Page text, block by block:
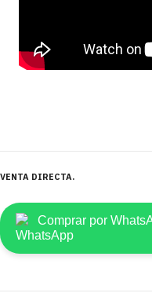
VENTA DIRECTA
Comprar por